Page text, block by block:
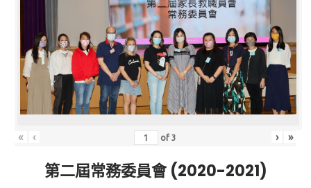
« ‹ of3 › »
第二屆常務委員會 (2020-2021)